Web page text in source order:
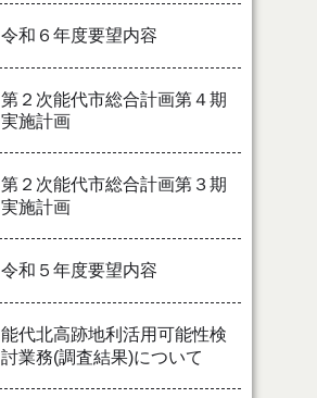
令和６年度要望内容
第２次能代市総合計画第４期
実施計画
第２次能代市総合計画第３期
実施計画
令和５年度要望内容
能代北高跡地利活用可能性検
討業務(調査結果)について